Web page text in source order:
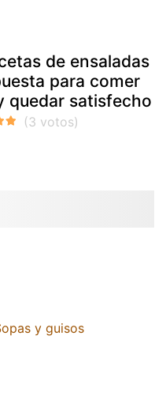
de ensaladas
para comer
quedar satisfecho
y guisos